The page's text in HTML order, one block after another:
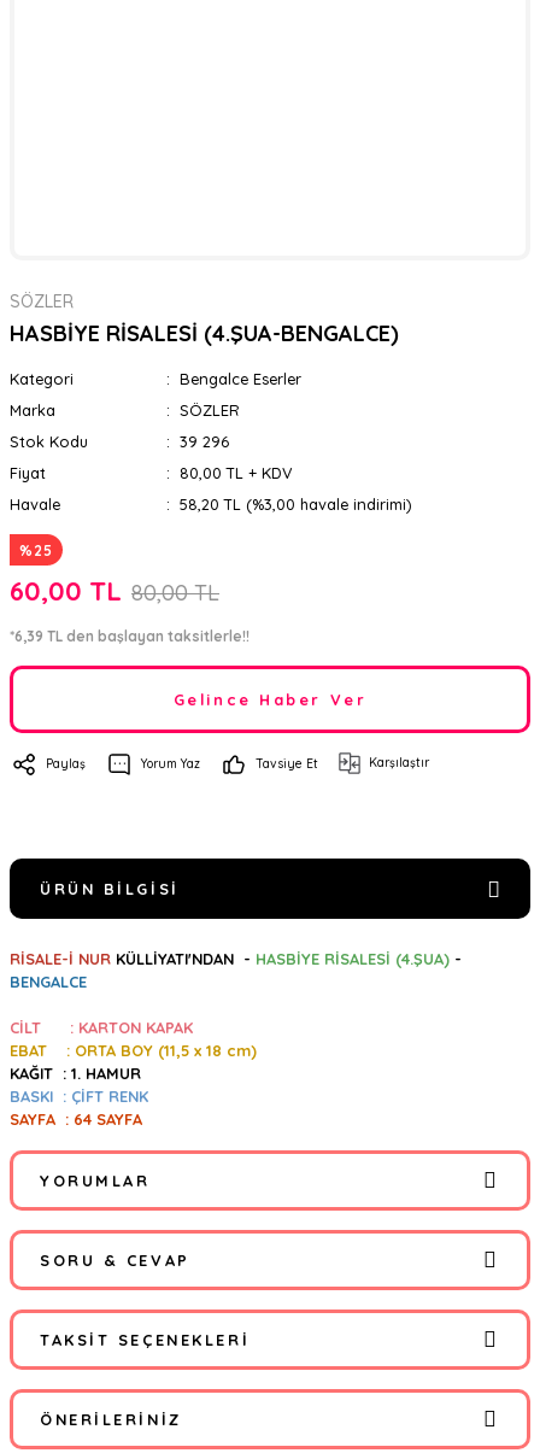
SÖZLER
HASBİYE RİSALESİ (4.ŞUA-BENGALCE)
Kategori
Bengalce Eserler
Marka
SÖZLER
Stok Kodu
39 296
Fiyat
80,00 TL + KDV
Havale
58,20 TL (%3,00 havale indirimi)
%25
60,00 TL 80,00 TL
*6,39 TL den başlayan taksitlerle!!
Gelince Haber Ver
Paylaş Yorum Yaz Tavsiye Et Karşılaştır
ÜRÜN BILGISI
RİSALE-İ NUR KÜLLİYATI'NDAN - HASBİYE RİSALESİ (4.ŞUA) -
BENGALCE
CİLT : KARTON KAPAK
EBAT : ORTA BOY (11,5 x 18 cm)
KAĞIT : 1. HAMUR
BASKI : ÇİFT RENK
SAYFA : 64 SAYFA
YORUMLAR
Bu ürüne ilk yorumu siz yapın!
Yorum Yaz
SORU & CEVAP
Ürün hakkında henüz soru sorulmamış.
Soru Sor
TAKSIT SEÇENEKLERI
ÖNERILERINIZ